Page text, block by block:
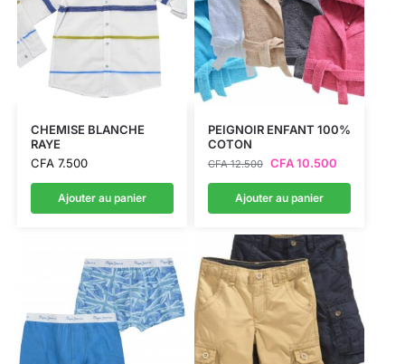
CHEMISE BLANCHE
RAYE
CFA7.500
Ajouter au panier
PEIGNOIR ENFANT 100%
COTON
CFA12.500 CFA10.500
Ajouter au panier